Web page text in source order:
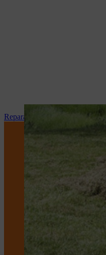
Reparação e manutenção